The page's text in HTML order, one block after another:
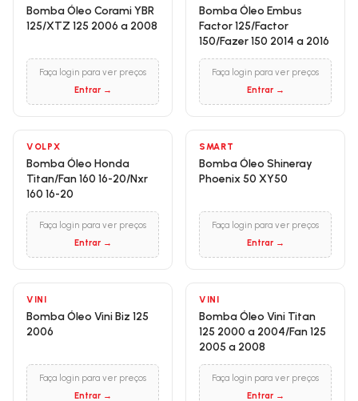
Bomba Óleo Corami YBR
125/XTZ 125 2006 a 2008
Faça login para ver preços
Entrar →
Bomba Óleo Embus
Factor 125/Factor
150/Fazer 150 2014 a 2016
Faça login para ver preços
Entrar →
VOLPX
Bomba Óleo Honda
Titan/Fan 160 16-20/Nxr
160 16-20
Faça login para ver preços
Entrar →
SMART
Bomba Óleo Shineray
Phoenix 50 XY50
Faça login para ver preços
Entrar →
VINI
Bomba Óleo Vini Biz 125
2006
Faça login para ver preços
Entrar →
VINI
Bomba Óleo Vini Titan
125 2000 a 2004/Fan 125
2005 a 2008
Faça login para ver preços
Entrar →